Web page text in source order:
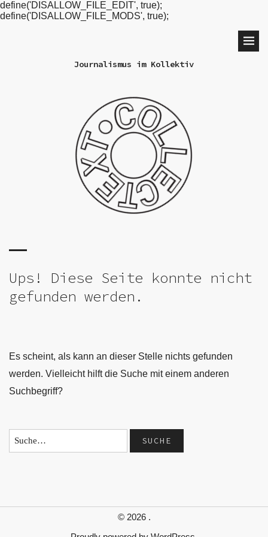
define('DISALLOW_FILE_EDIT', true);
define('DISALLOW_FILE_MODS', true);
Journalismus im Kollektiv
Ups! Diese Seite konnte nicht
gefunden werden.
Es scheint, als kann an dieser Stelle nichts gefunden
werden. Vielleicht hilft die Suche mit einem anderen
Suchbegriff?
© 2026 .